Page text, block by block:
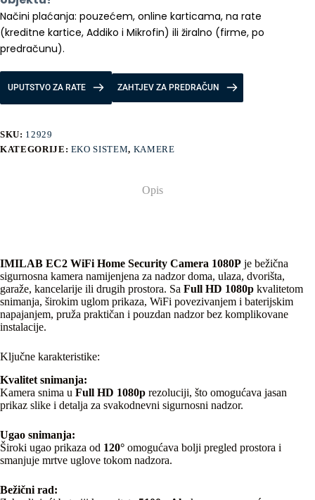
Načini plaćanja: pouzećem, online karticama, na rate
(kreditne kartice, Addiko i Mikrofin) ili žiralno (firme, po
predračunu).
UPUTSTVO ZA RATE ZAHTJEV ZA PREDRAČUN
SKU: 12929
KATEGORIJE: EKO SISTEM, KAMERE
Opis
IMILAB EC2 WiFi Home Security Camera 1080P je bežična
sigurnosna kamera namijenjena za nadzor doma, ulaza, dvorišta,
garaže, kancelarije ili drugih prostora. Sa Full HD 1080p kvalitetom
snimanja, širokim uglom prikaza, WiFi povezivanjem i baterijskim
napajanjem, pruža praktičan i pouzdan nadzor bez komplikovane
instalacije.
Ključne karakteristike:
Kvalitet snimanja:
Kamera snima u Full HD 1080p rezoluciji, što omogućava jasan
prikaz slike i detalja za svakodnevni sigurnosni nadzor.
Ugao snimanja:
Široki ugao prikaza od 120° omogućava bolji pregled prostora i
smanjuje mrtve uglove tokom nadzora.
Bežični rad: